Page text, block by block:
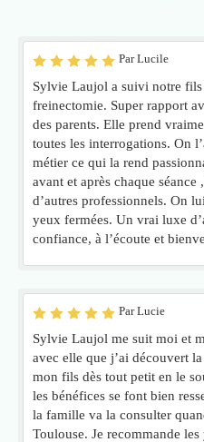
Par Lucile
Sylvie Laujol a suivi notre fils
freinectomie. Super rapport
des parents. Elle prend
toutes les interrogations. On
métier ce qui la rend
avant et après chaque séance
d’autres professionnels. On
yeux fermées. Un vrai luxe
confiance, à l’écoute et
Par Lucie
Sylvie Laujol me suit moi et
avec elle que j’ai découvert
mon fils dès tout petit en le
les bénéfices se font bien
la famille va la consulter
Toulouse. Je recommande